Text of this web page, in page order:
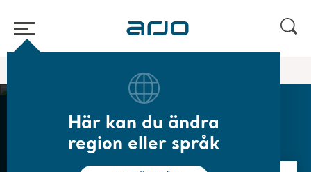
Här kan du ändra
region eller språk
Intensivvårdssängar
Intensivvårdssängar